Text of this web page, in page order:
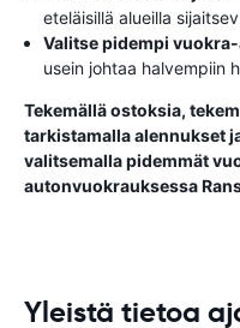
eteläisillä alueilla
Valitse pidempi
usein johtaa halvempiin
Tekemällä ostoksia,
tarkistamalla alennukset
valitsemalla pidemmät
autonvuokrauksessa
Yleistä tietoa